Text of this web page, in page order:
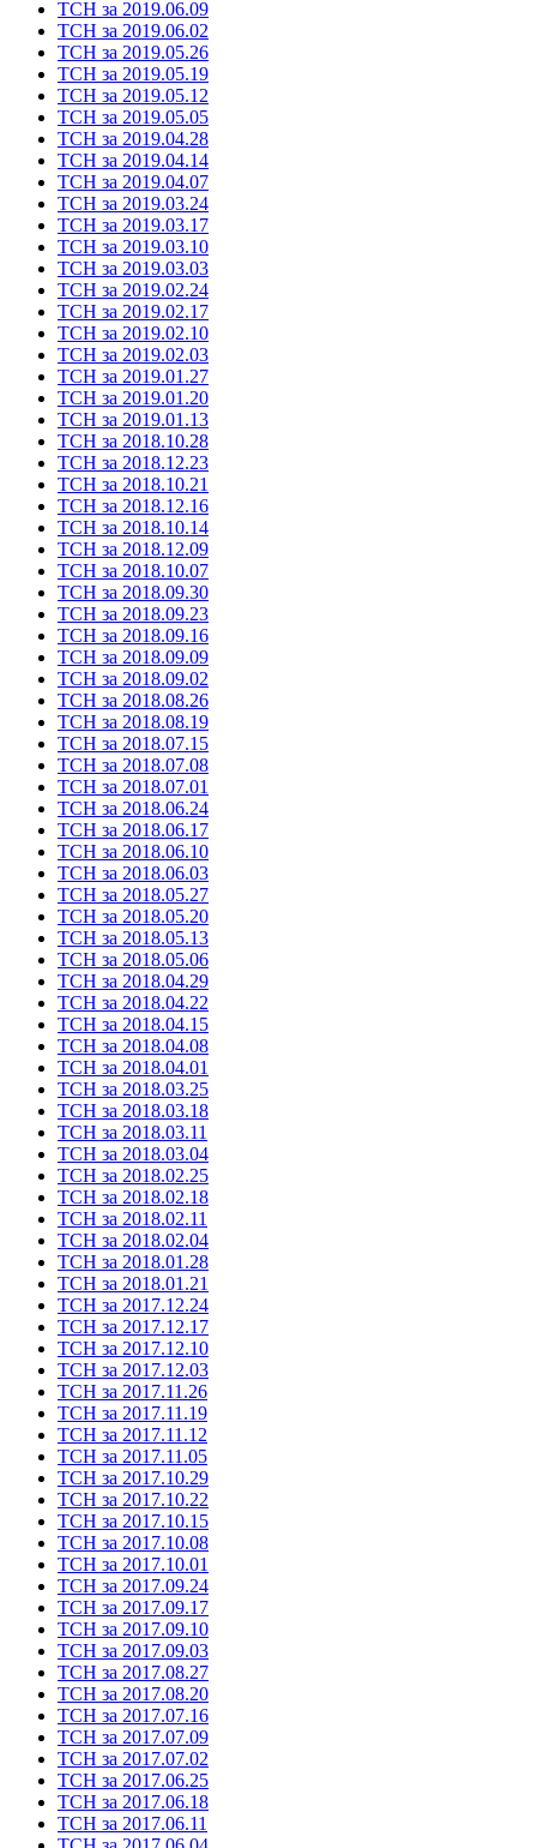
ТСН за 2019.06.09
ТСН за 2019.06.02
ТСН за 2019.05.26
ТСН за 2019.05.19
ТСН за 2019.05.12
ТСН за 2019.05.05
ТСН за 2019.04.28
ТСН за 2019.04.14
ТСН за 2019.04.07
ТСН за 2019.03.24
ТСН за 2019.03.17
ТСН за 2019.03.10
ТСН за 2019.03.03
ТСН за 2019.02.24
ТСН за 2019.02.17
ТСН за 2019.02.10
ТСН за 2019.02.03
ТСН за 2019.01.27
ТСН за 2019.01.20
ТСН за 2019.01.13
ТСН за 2018.10.28
ТСН за 2018.12.23
ТСН за 2018.10.21
ТСН за 2018.12.16
ТСН за 2018.10.14
ТСН за 2018.12.09
ТСН за 2018.10.07
ТСН за 2018.09.30
ТСН за 2018.09.23
ТСН за 2018.09.16
ТСН за 2018.09.09
ТСН за 2018.09.02
ТСН за 2018.08.26
ТСН за 2018.08.19
ТСН за 2018.07.15
ТСН за 2018.07.08
ТСН за 2018.07.01
ТСН за 2018.06.24
ТСН за 2018.06.17
ТСН за 2018.06.10
ТСН за 2018.06.03
ТСН за 2018.05.27
ТСН за 2018.05.20
ТСН за 2018.05.13
ТСН за 2018.05.06
ТСН за 2018.04.29
ТСН за 2018.04.22
ТСН за 2018.04.15
ТСН за 2018.04.08
ТСН за 2018.04.01
ТСН за 2018.03.25
ТСН за 2018.03.18
ТСН за 2018.03.11
ТСН за 2018.03.04
ТСН за 2018.02.25
ТСН за 2018.02.18
ТСН за 2018.02.11
ТСН за 2018.02.04
ТСН за 2018.01.28
ТСН за 2018.01.21
ТСН за 2017.12.24
ТСН за 2017.12.17
ТСН за 2017.12.10
ТСН за 2017.12.03
ТСН за 2017.11.26
ТСН за 2017.11.19
ТСН за 2017.11.12
ТСН за 2017.11.05
ТСН за 2017.10.29
ТСН за 2017.10.22
ТСН за 2017.10.15
ТСН за 2017.10.08
ТСН за 2017.10.01
ТСН за 2017.09.24
ТСН за 2017.09.17
ТСН за 2017.09.10
ТСН за 2017.09.03
ТСН за 2017.08.27
ТСН за 2017.08.20
ТСН за 2017.07.16
ТСН за 2017.07.09
ТСН за 2017.07.02
ТСН за 2017.06.25
ТСН за 2017.06.18
ТСН за 2017.06.11